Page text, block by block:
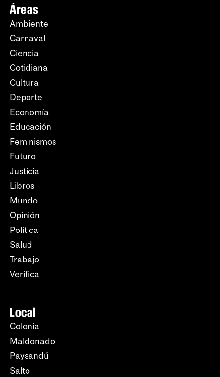
Áreas
Ambiente
Carnaval
Ciencia
Cotidiana
Cultura
Deporte
Economía
Educación
Feminismos
Futuro
Justicia
Libros
Mundo
Opinión
Política
Salud
Trabajo
Verifica
Local
Colonia
Maldonado
Paysandú
Salto